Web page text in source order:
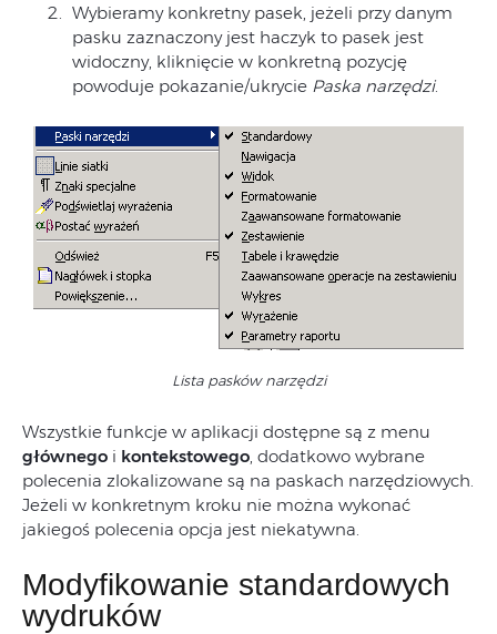
Wybieramy konkretny pasek, jeżeli przy danym
pasku zaznaczony jest haczyk to pasek jest
widoczny, kliknięcie w konkretną pozycję
powoduje pokazanie/ukrycie Paska narzędzi.
Lista pasków narzędzi
Wszystkie funkcje w aplikacji dostępne są z menu
głównego i kontekstowego , dodatkowo wybrane
polecenia zlokalizowane są na paskach narzędziowych.
Jeżeli w konkretnym kroku nie można wykonać
jakiegoś polecenia opcja jest niekatywna.
Modyfikowanie standardowych
wydruków